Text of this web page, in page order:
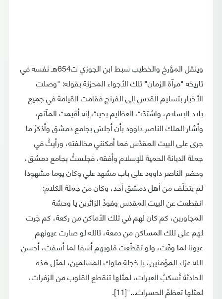
وينقل المؤرخ والخطيب سبط ابن الجوزي ت654هـ نفسه في
تاريخه "مرآة الزمان" تلك الأجواء المحزنة بقوله: "وصلت
الأخبار بتسليم القدس إلى الفرنج فقامت القيامة في جميع
بلاد الإسلام، واشتدّت العظايم بحيث إنه أقيمت المآتم،
وأشار الملك الناصر داوود بأن أجلسَ بجامع دمشق وأذكرُ ما
جرى على البيت المقدّس فما أمكنني مخالفته، ورأيتُ في
جملة الديانة الحمية للإسلام وأفقه، فجلستُ بجامع دمشق،
وحضر الناصر داوود على باب مشهد علي وكان يوما مشهودا
لم يتخلّف من أهل دمشق أحد، وكان من جملة الكلام:
انقطعت عن البيت المقدس وفودُ الزائرين يا وحشة
المجاورين، كم كان لهم في تلك الأماكن من ركعة، كم جَرت
لهم على تلك المساكن من دمعة، تالله لو صارت عيونهم
عيونا لما وفّت، ولو تقطّعت قلوبهم أسفا لما أسفت، أحسن
الله عزاء المؤمنين، يا خجلة ملوك المسلمين، لمثل هذه
الحادثة تُسكبُ العبرات، لمثلها تنقطع القلوب من الزفرات،
لمثلها تعظمُ الحسرات..."[11].